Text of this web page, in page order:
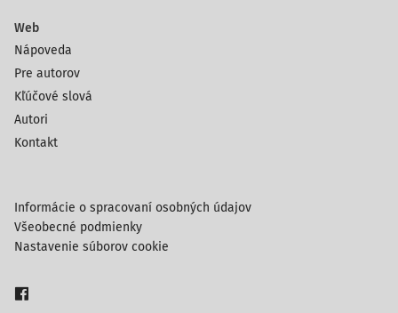
Web
Nápoveda
Pre autorov
Kľúčové slová
Autori
Kontakt
Informácie o spracovaní osobných údajov
Všeobecné podmienky
Nastavenie súborov cookie